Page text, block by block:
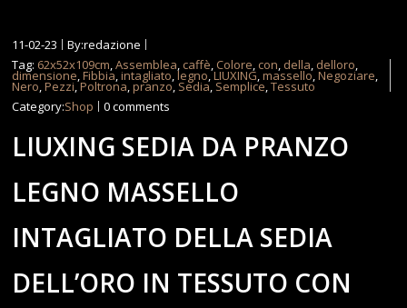
11-02-23
By:redazione
Tag: 62x52x109cm,Assemblea, caffè, Colore, con, della, delloro,
dimensione,Fibbia,intagliato,legno,LIUXING,massello,Negoziare,
Nero,Pezzi,Poltrona,pranzo, Sedia, Semplice,Tessuto
Category:Shop 0 comments
LIUXING SEDIA DA PRANZO
LEGNO MASSELLO
INTAGLIATO DELLA SEDIA
DELL’ORO IN TESSUTO CON